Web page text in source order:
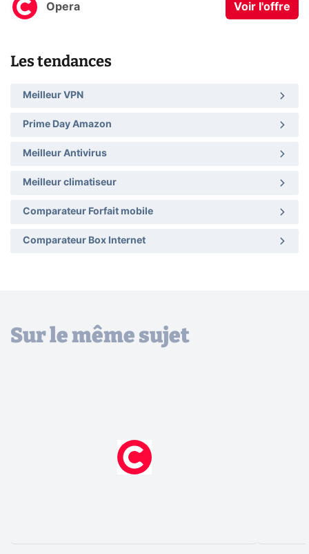
Opera Voir l'offre
Les tendances
Meilleur VPN
Prime Day Amazon
Meilleur Antivirus
Meilleur climatiseur
Comparateur Forfait mobile
Comparateur Box Internet
Sur le même sujet